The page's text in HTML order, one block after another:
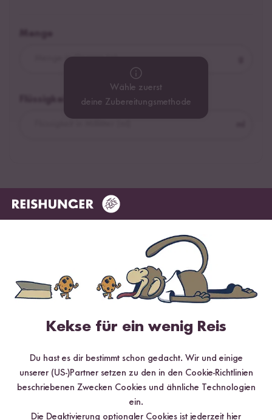
Wähle zuerst
deine Zubereitungsmethode
Jetzt kaufen
Kekse für ein wenig Reis
Du hast es dir bestimmt schon gedacht. Wir und einige
unserer (US-)Partner setzen zu den in den Cookie-Richtlinien
beschriebenen Zwecken Cookies und ähnliche Technologien
ein.
Die Deaktivierung optionaler Cookies ist jederzeit hier